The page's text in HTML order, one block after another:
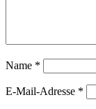
Name *
E-Mail-Adresse *